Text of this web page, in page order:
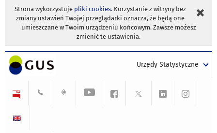
Strona wykorzystuje pliki cookies. Korzystanie z witryny bez
zmiany ustawień Twojej przeglądarki oznacza, że będą one
umieszczane w Twoim urządzeniu końcowym. Zawsze możesz
zmienić te ustawienia.
Urzędy Statystyczne